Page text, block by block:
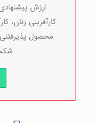
ارزش
کارآفرینی زنان،
محصول